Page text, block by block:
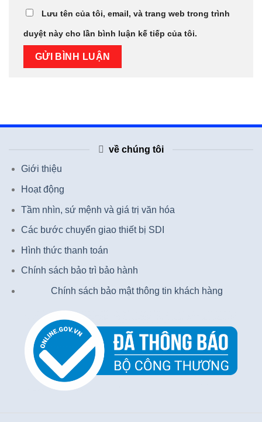
Lưu tên của tôi, email, và trang web trong trình
duyệt này cho lần bình luận kế tiếp của tôi.
về chúng tôi
Giới thiệu
Hoạt động
Tầm nhìn, sứ mệnh và giá trị văn hóa
Các bước chuyển giao thiết bị SDI
Hình thức thanh toán
Chính sách bảo trì bảo hành
Chính sách bảo mật thông tin khách hàng